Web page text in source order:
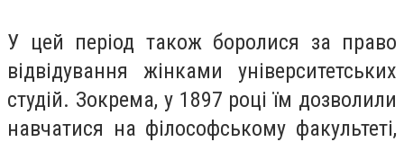
У цей період також боролися за право
відвідування жінками університетських
студій. Зокрема, у 1897 році їм дозволили
навчатися на філософському факультеті,